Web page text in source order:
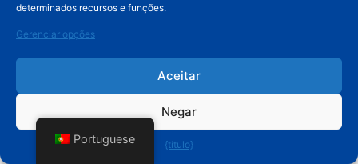
determinados recursos e funções.
Gerenciar opções
Aceitar
Negar
{título}
portões são de alta qualidade.
portões em lojas de materiais de construção
também é uma opção. Eles têm seções
exclusivas para você escolher.
Resumindo, a melhor coisa a fazer na hora de
Portuguese